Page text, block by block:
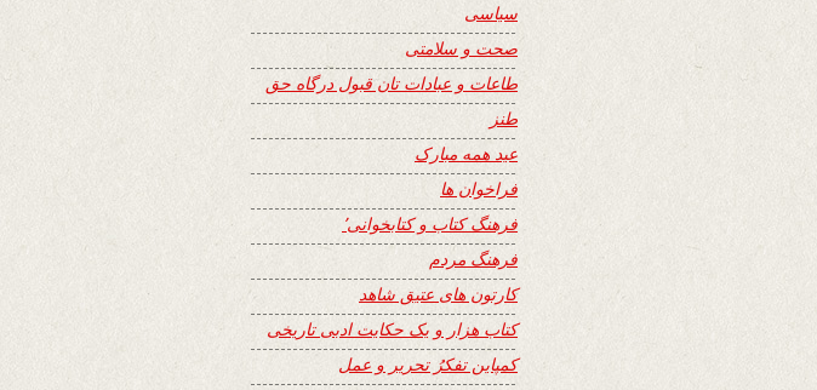
سیاسی
صحت و سلامتی
طاعات و عبادات تان قبول درگاه حق
طنز
عید همه مبارک
فراخوان ها
فرهنگ کتاب و کتابخوانی٬
فرهنگ مردم
کارتون های عتیق شاهد
کتاب هزار و یک حکایت ادبی تاریخی
کمپاین تفکرُ تحریر و عمل